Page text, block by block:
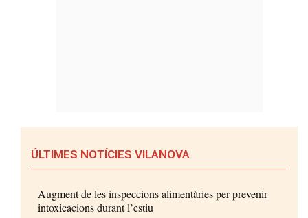
ÚLTIMES NOTÍCIES VILANOVA
Augment de les inspeccions alimentàries per prevenir
intoxicacions durant l’estiu